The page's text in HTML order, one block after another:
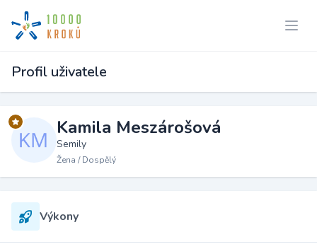
Profil uživatele
Kamila Meszárošová
Semily
Žena / Dospělý
Výkony